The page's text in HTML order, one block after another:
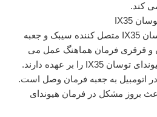
کند.
قرقری فرمان هیوندای توسان IX35 متصل کننده سیبک و جعبه
قرقری فرمان هماهنگ عمل می
کنند و وظیفه مانور کلی هیوندای توسان IX35 را بر عهده دارند.
اتومبیل به جعبه فرمان وصل است.
بروز مشکل در فرمان هیوندای